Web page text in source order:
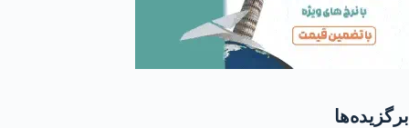
برگزیده‌ها